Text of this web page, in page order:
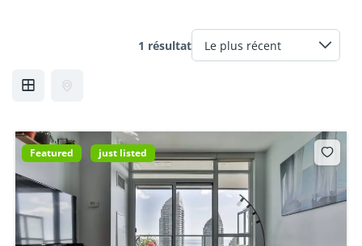
1 résultat
Featured just listed